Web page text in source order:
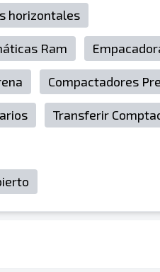
horizontales
Ram
Compactadores
Transferir